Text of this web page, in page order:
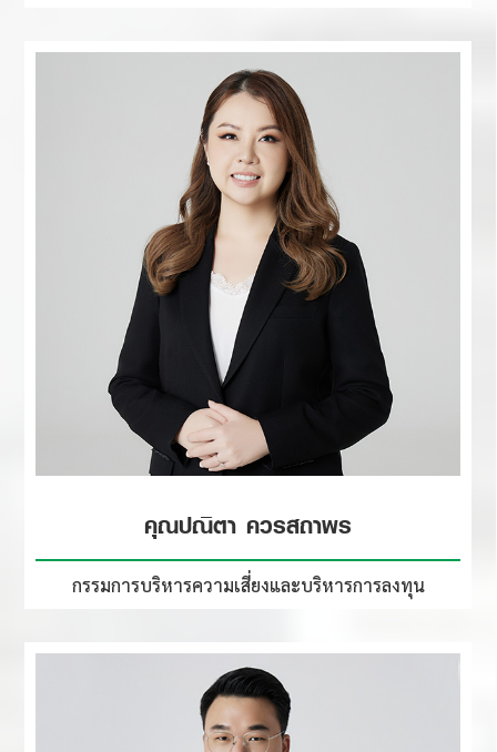
คุณปณิตา ควรสถาพร
กรรมการบริหารความเสี่ยงและบริหารการลงทุน